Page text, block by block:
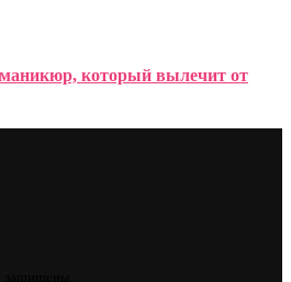
который вылечит от